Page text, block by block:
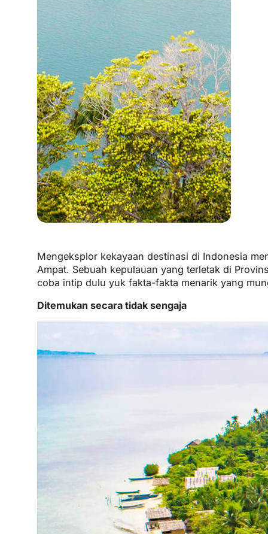
Mengeksplor kekayaan destinasi di Indonesia
Ampat. Sebuah kepulauan yang terletak di
coba intip dulu yuk fakta-fakta menarik yang
Ditemukan secara tidak sengaja